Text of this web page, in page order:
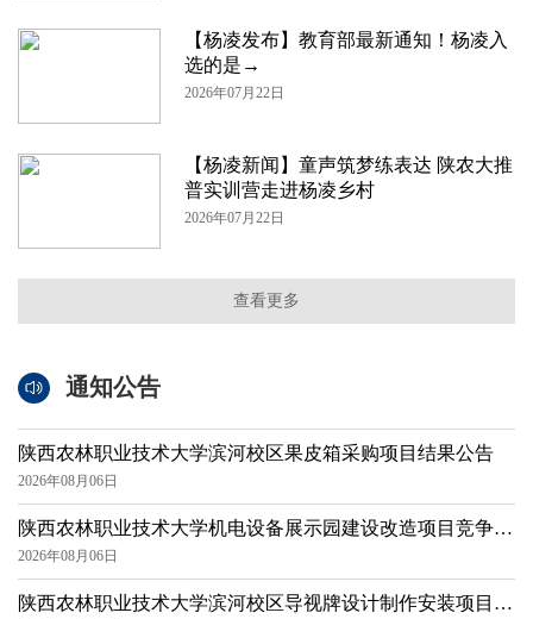
【杨凌发布】教育部最新通知！杨凌入
选的是→
2026年07月22日
【杨凌新闻】童声筑梦练表达 陕农大推
普实训营走进杨凌乡村
2026年07月22日
查看更多
通知公告
陕西农林职业技术大学滨河校区果皮箱采购项目结果公告
2026年08月06日
陕西农林职业技术大学机电设备展示园建设改造项目竞争性
磋商结果公告
2026年08月06日
陕西农林职业技术大学滨河校区导视牌设计制作安装项目结